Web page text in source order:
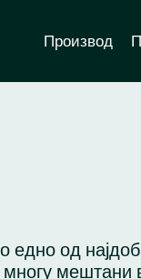
Производ
едно од
мештани